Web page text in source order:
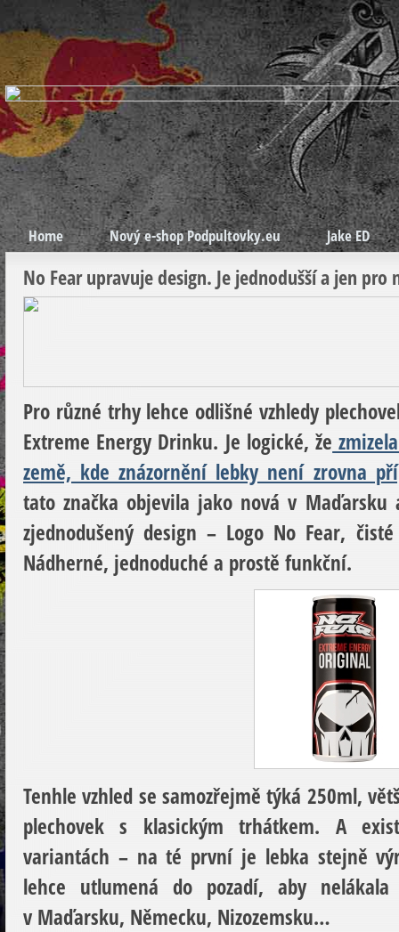
Home Nový e-shop Podpultovky.eu Jake ED
No Fear upravuje design. Je jednodušší a jen pro
Pro různé trhy lehce odlišné vzhledy
Extreme Energy Drinku. Je logické, že
země, kde znázornění lebky není zrovna
tato značka objevila jako nová v Maďarsku
zjednodušený design – Logo No Fear,
Nádherné, jednoduché a prostě funkční.
Tenhle vzhled se samozřejmě týká 250ml,
plechovek s klasickým trhátkem. A
variantách – na té první je lebka stejně
lehce utlumená do pozadí, aby
v Maďarsku, Německu, Nizozemsku…